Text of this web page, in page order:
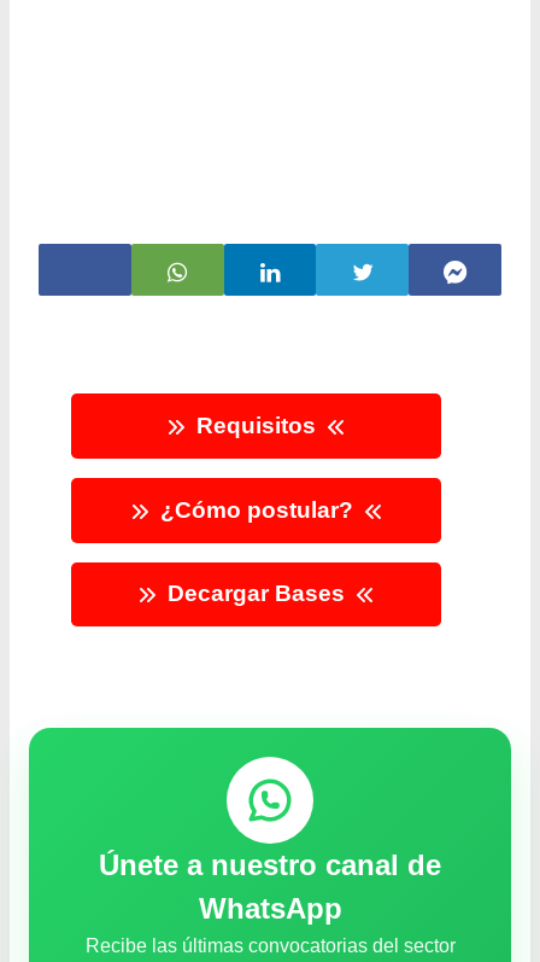
Requisitos
¿Cómo postular?
Decargar Bases
Únete a nuestro canal de
WhatsApp
Recibe las últimas convocatorias del sector